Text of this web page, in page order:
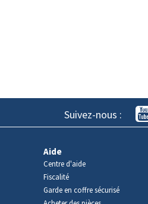
Suivez-nous :
Aide
Centre d'aide
Fiscalité
Garde en coffre sécurisé